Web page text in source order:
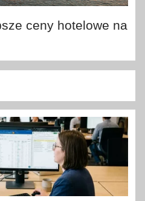
ceny hotelowe na